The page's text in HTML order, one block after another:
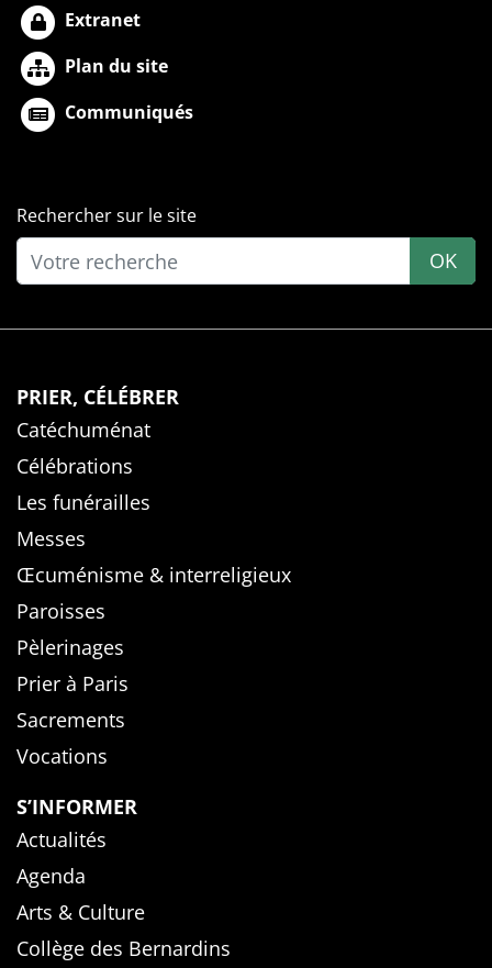
Extranet
Plan du site
Communiqués
Rechercher sur le site
OK
PRIER, CÉLÉBRER
Catéchuménat
Célébrations
Les funérailles
Messes
Œcuménisme & interreligieux
Paroisses
Pèlerinages
Prier à Paris
Sacrements
Vocations
S’INFORMER
Actualités
Agenda
Arts & Culture
Collège des Bernardins